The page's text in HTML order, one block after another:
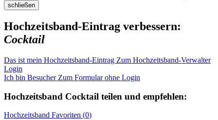
schließen
Hochzeitsband-Eintrag verbessern:
Cocktail
Das ist mein Hochzeitsband-Eintrag Zum Hochzeitsband-Verwalter
Login
Ich bin Besucher Zum Formular ohne Login
Hochzeitsband Cocktail teilen und empfehlen:
Hochzeitsband Favoriten (0)